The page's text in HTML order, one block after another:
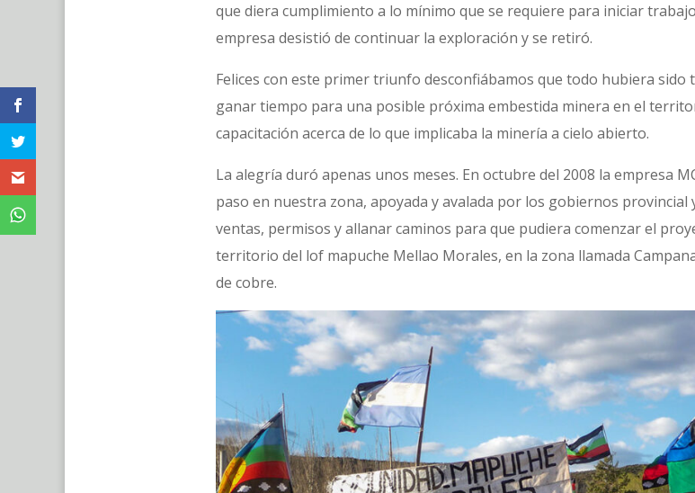
que diera cumplimiento a lo mínimo que se requiere para iniciar
empresa desistió de continuar la exploración y se retiró.
Felices con este primer triunfo desconfiábamos que todo hubiera
ganar tiempo para una posible próxima embestida minera en el
capacitación acerca de lo que implicaba la minería a cielo abierto.
La alegría duró apenas unos meses. En octubre del 2008 la empresa
paso en nuestra zona, apoyada y avalada por los gobiernos
ventas, permisos y allanar caminos para que pudiera comenzar el
territorio del lof mapuche Mellao Morales, en la zona llamada
de cobre.